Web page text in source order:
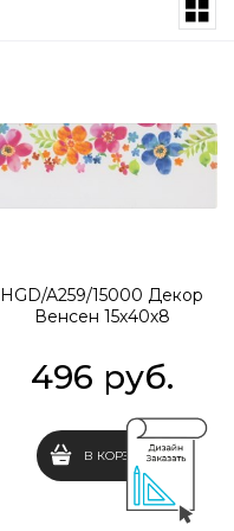
HGD/A259/15000 Декор
Венсен 15х40х8
496 руб.
В КОРЗИНУ